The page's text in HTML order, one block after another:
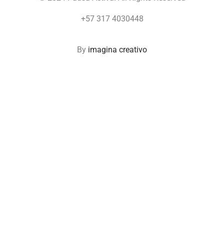
+57 317 4030448
By imagina creativo